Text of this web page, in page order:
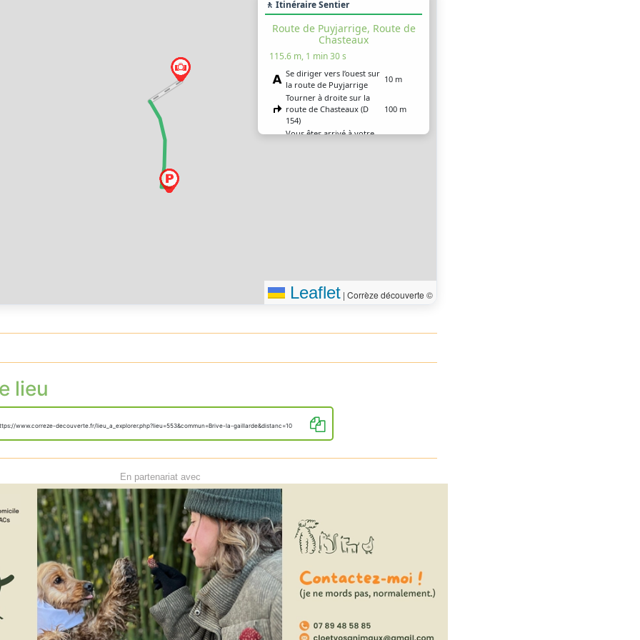
🚶 Itinéraire Sentier
Route de Puyjarrige, Route de
Chasteaux
115.6 m, 1 min 30 s
Se diriger vers l’ouest sur
la route de Puyjarrige
10 m
Tourner à droite sur la
route de Chasteaux (D
154)
100 m
Vous êtes arrivé à votre
Leaflet | Corrèze découverte ©
lieu
www.correze-decouverte.fr/lieu_a_explorer.php?lieu=553&commun=Brive-la-gaillarde&distanc=10
En partenariat avec